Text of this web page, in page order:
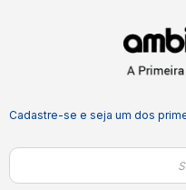
Cadastre-se e seja um dos